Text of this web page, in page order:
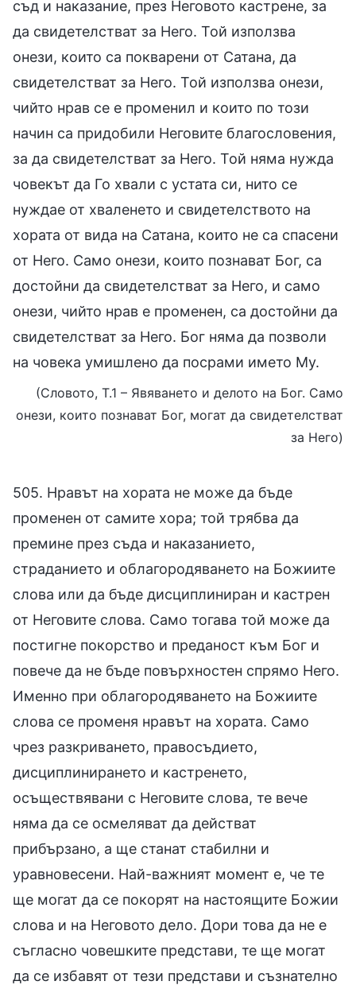
съд и наказание, през Неговото кастрене, за
да свидетелстват за Него. Той използва
онези, които са покварени от Сатана, да
свидетелстват за Него. Той използва онези,
чийто нрав се е променил и които по този
начин са придобили Неговите благословения,
за да свидетелстват за Него. Той няма нужда
човекът да Го хвали с устата си, нито се
нуждае от хваленето и свидетелството на
хората от вида на Сатана, които не са спасени
от Него. Само онези, които познават Бог, са
достойни да свидетелстват за Него, и само
онези, чийто нрав е променен, са достойни да
свидетелстват за Него. Бог няма да позволи
на човека умишлено да посрами името Му.
(Словото, Т.1 – Явяването и делото на Бог. Само
онези, които познават Бог, могат да свидетелстват
за Него)
505. Нравът на хората не може да бъде
променен от самите хора; той трябва да
премине през съда и наказанието,
страданието и облагородяването на Божиите
слова или да бъде дисциплиниран и кастрен
от Неговите слова. Само тогава той може да
постигне покорство и преданост към Бог и
повече да не бъде повърхностен спрямо Него.
Именно при облагородяването на Божиите
слова се променя нравът на хората. Само
чрез разкриването, правосъдието,
дисциплинирането и кастренето,
осъществявани с Неговите слова, те вече
няма да се осмеляват да действат
прибързано, а ще станат стабилни и
уравновесени. Най-важният момент е, че те
ще могат да се покорят на настоящите Божии
слова и на Неговото дело. Дори това да не е
съгласно човешките представи, те ще могат
да се избавят от тези представи и съзнателно